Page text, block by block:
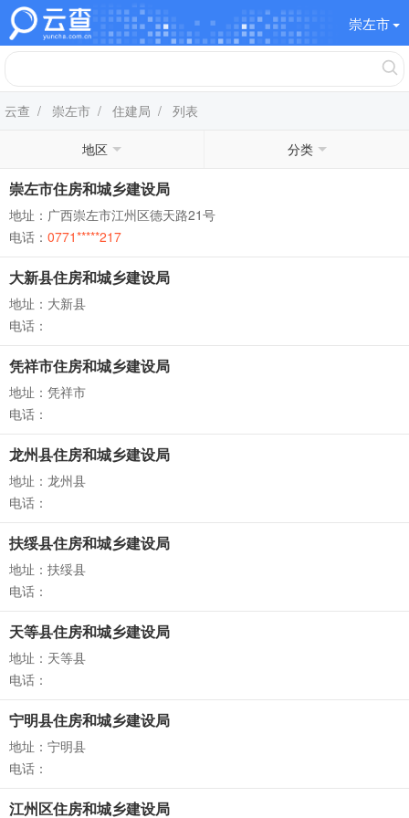
崇左市
云查 / 崇左市 / 住建局 / 列表
地区 分类
崇左市住房和城乡建设局
地址：广西崇左市江州区德天路21号
电话： 0771*****217
大新县住房和城乡建设局
地址：大新县
电话：
凭祥市住房和城乡建设局
地址：凭祥市
电话：
龙州县住房和城乡建设局
地址：龙州县
电话：
扶绥县住房和城乡建设局
地址：扶绥县
电话：
天等县住房和城乡建设局
地址：天等县
电话：
宁明县住房和城乡建设局
地址：宁明县
电话：
江州区住房和城乡建设局